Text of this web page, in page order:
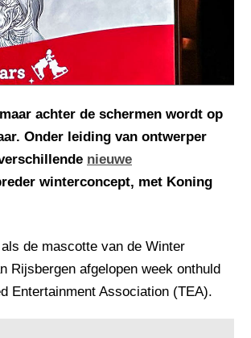
achter de schermen wordt op
Onder leiding van ontwerper
nieuwe
winterconcept, met Koning
de mascotte van de Winter
Rijsbergen afgelopen week onthuld
Entertainment Association (TEA).